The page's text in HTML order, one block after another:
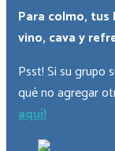
Para colmo, tus
vino, cava y
Psst! Si su grupo
qué no agregar
aquí!